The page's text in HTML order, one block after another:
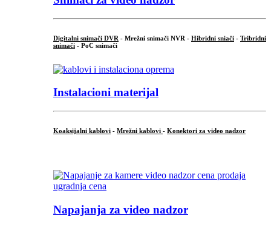
Digitalni snimači DVR - Mrežni snimači NVR - Hibridni sniači - Tribridni
snimači - PoC snimači
Instalacioni materijal
Koaksijalni kablovi - Mrežni kablovi - Konektori za video nadzor
Napajanja za video nadzor